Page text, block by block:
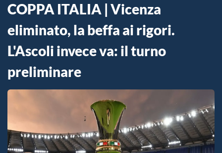
COPPA ITALIA | Vicenza
eliminato, la beffa ai rigori.
L'Ascoli invece va: il turno
preliminare